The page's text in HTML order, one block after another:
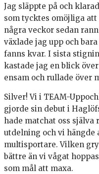
Jag släppte på och
som tycktes omöjliga
några veckor sedan
växlade jag upp och
fanns kvar. I sista
kastade jag en blick
ensam och rullade över
Silver! Vi i TEAM-
gjorde sin debut i
hade matchat oss
utdelning och vi hängde
multisportare. Vilken
bättre än vi vågat
som mål att maxa.